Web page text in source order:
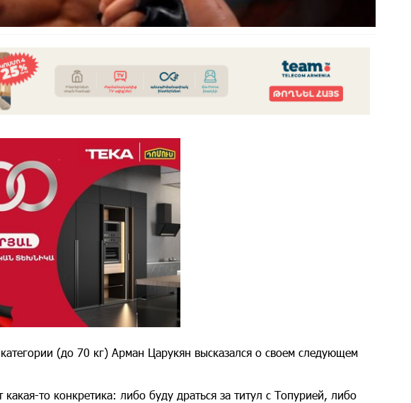
(до 70 кг) Арман Царукян высказался о своем следующем
то конкретика: либо буду драться за титул с Топурией, либо